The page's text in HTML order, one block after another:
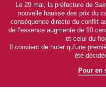
Le 29 mai, la préfecture de
nouvelle hausse des prix du
conséquence directe du conflit
de l’essence augmente de 10
et celui du
Il convient de noter qu’une
été
Pour en